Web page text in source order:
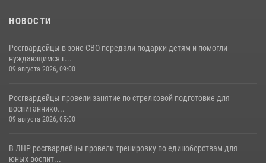
НОВОСТИ
Росгвардейцы в зоне СВО передали подарки детям и помогли
нуждающимся г...
09 августа 2026, 09:00
Росгвардейцы провели занятие по стрелковой подготовке для
воспитаннико...
09 августа 2026, 05:00
В ЛНР росгвардейцы провели тренировку по единоборствам для
юных воспит...